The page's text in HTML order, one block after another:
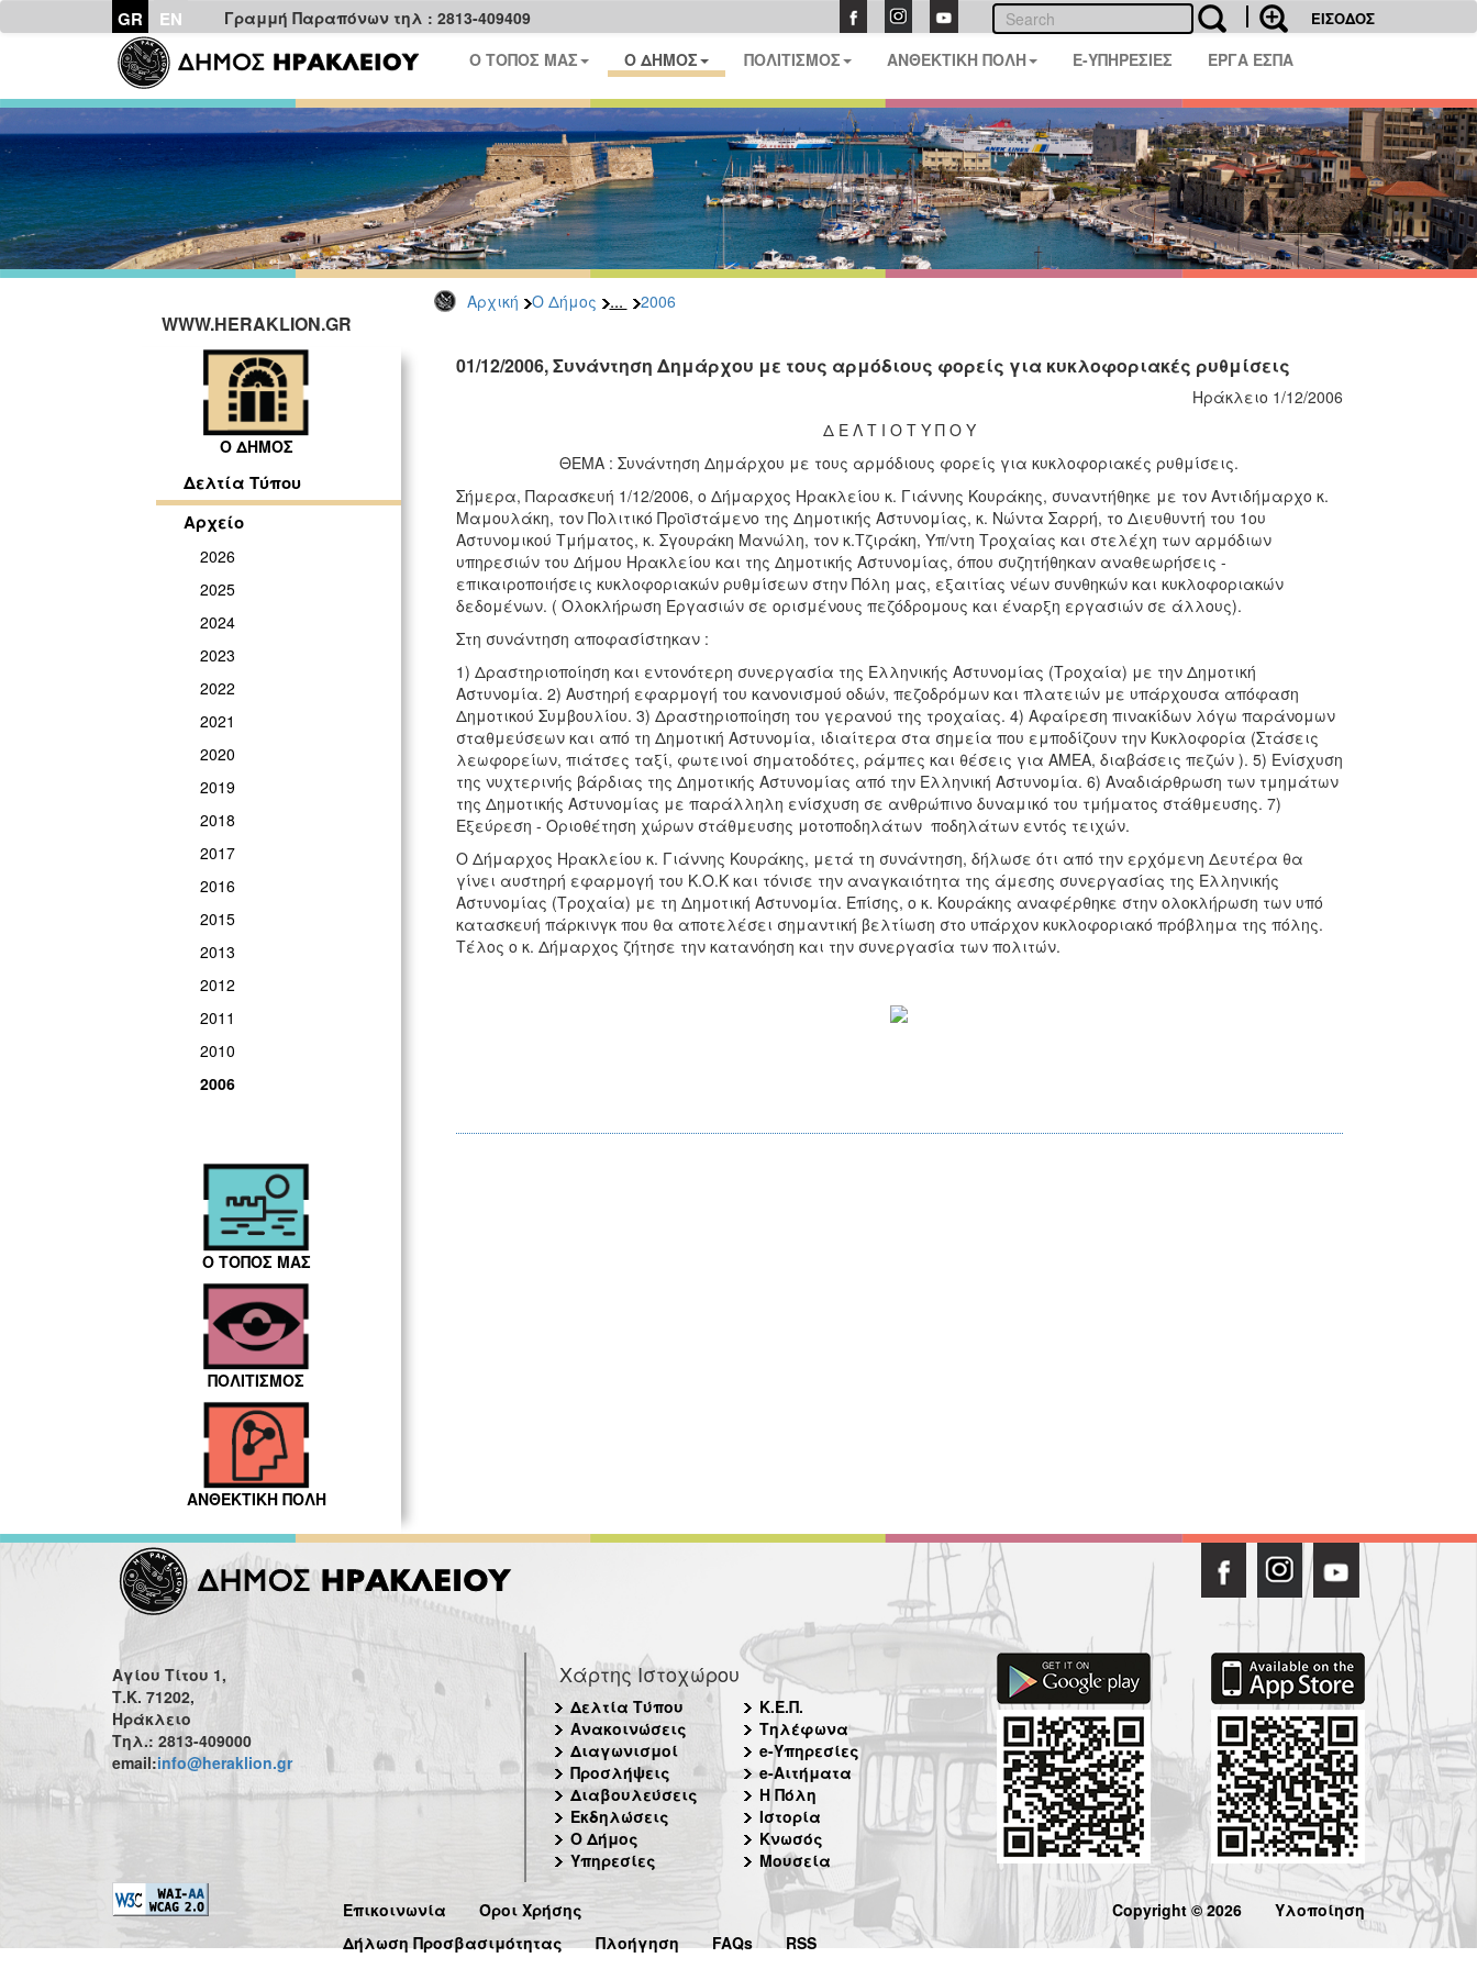
GR EN Γραμμή Παραπόνων τηλ : 2813-409409 ΕΙΣΟΔΟΣ
Ο ΤΟΠΟΣ ΜΑΣ Ο ΔΗΜΟΣ ΠΟΛΙΤΙΣΜΟΣ ΑΝΘΕΚΤΙΚΗ ΠΟΛΗ E-ΥΠΗΡΕΣΙΕΣ ΕΡΓΑ ΕΣΠΑ
Αρχική Ο Δήμος ... 2006
WWW.HERAKLION.GR
Ο ΔΗΜΟΣ
Δελτία Τύπου
Αρχείο
2026
2025
2024
2023
2022
2021
2020
2019
2018
2017
2016
2015
2013
2012
2011
2010
2006
Ο ΤΟΠΟΣ ΜΑΣ
ΠΟΛΙΤΙΣΜΟΣ
ΑΝΘΕΚΤΙΚΗ ΠΟΛΗ
01/12/2006, Συνάντηση Δημάρχου με τους αρμόδιους φορείς για κυκλοφοριακές ρυθμίσεις
Ηράκλειο 1/12/2006
Δ Ε Λ Τ Ι Ο Τ Υ Π Ο Υ
ΘΕΜΑ : Συνάντηση Δημάρχου με τους αρμόδιους φορείς για κυκλοφοριακές ρυθμίσεις.
Σήμερα, Παρασκευή 1/12/2006, ο Δήμαρχος Ηρακλείου κ. Γιάννης Κουράκης, συναντήθηκε με τον Αντιδήμαρχο κ.
Μαμουλάκη, τον Πολιτικό Προϊστάμενο της Δημοτικής Αστυνομίας, κ. Νώντα Σαρρή, το Διευθυντή του 1ου
Αστυνομικού Τμήματος, κ. Σγουράκη Μανώλη, τον κ.Τζιράκη, Υπ/ντη Τροχαίας και στελέχη των αρμόδιων
υπηρεσιών του Δήμου Ηρακλείου και της Δημοτικής Αστυνομίας, όπου συζητήθηκαν αναθεωρήσεις -
επικαιροποιήσεις κυκλοφοριακών ρυθμίσεων στην Πόλη μας, εξαιτίας νέων συνθηκών και κυκλοφοριακών
δεδομένων. ( Ολοκλήρωση Εργασιών σε ορισμένους πεζόδρομους και έναρξη εργασιών σε άλλους).
Στη συνάντηση αποφασίστηκαν :
1) Δραστηριοποίηση και εντονότερη συνεργασία της Ελληνικής Αστυνομίας (Τροχαία) με την Δημοτική
Αστυνομία. 2) Αυστηρή εφαρμογή του κανονισμού οδών, πεζοδρόμων και πλατειών με υπάρχουσα απόφαση
Δημοτικού Συμβουλίου. 3) Δραστηριοποίηση του γερανού της τροχαίας. 4) Αφαίρεση πινακίδων λόγω παράνομων
σταθμεύσεων και από τη Δημοτική Αστυνομία, ιδιαίτερα στα σημεία που εμποδίζουν την Κυκλοφορία (Στάσεις
λεωφορείων, πιάτσες ταξί, φωτεινοί σηματοδότες, ράμπες και θέσεις για ΑΜΕΑ, διαβάσεις πεζών ). 5) Ενίσχυση
της νυχτερινής βάρδιας της Δημοτικής Αστυνομίας από την Ελληνική Αστυνομία. 6) Αναδιάρθρωση των τμημάτων
της Δημοτικής Αστυνομίας με παράλληλη ενίσχυση σε ανθρώπινο δυναμικό του τμήματος στάθμευσης. 7)
Εξεύρεση - Οριοθέτηση χώρων στάθμευσης μοτοποδηλάτων  ποδηλάτων εντός τειχών.
Ο Δήμαρχος Ηρακλείου κ. Γιάννης Κουράκης, μετά τη συνάντηση, δήλωσε ότι από την ερχόμενη Δευτέρα θα
γίνει αυστηρή εφαρμογή του Κ.Ο.Κ και τόνισε την αναγκαιότητα της άμεσης συνεργασίας της Ελληνικής
Αστυνομίας (Τροχαία) με τη Δημοτική Αστυνομία. Επίσης, ο κ. Κουράκης αναφέρθηκε στην ολοκλήρωση των υπό
κατασκευή πάρκινγκ που θα αποτελέσει σημαντική βελτίωση στο υπάρχον κυκλοφοριακό πρόβλημα της πόλης.
Τέλος ο κ. Δήμαρχος ζήτησε την κατανόηση και την συνεργασία των πολιτών.
Αγίου Τίτου 1,
Τ.Κ. 71202,
Ηράκλειο
Τηλ.: 2813-409000
email:info@heraklion.gr
Χάρτης Ιστοχώρου
Δελτία Τύπου
Ανακοινώσεις
Διαγωνισμοί
Προσλήψεις
Διαβουλεύσεις
Εκδηλώσεις
Ο Δήμος
Υπηρεσίες
Κ.Ε.Π.
Τηλέφωνα
e-Υπηρεσίες
e-Αιτήματα
Η Πόλη
Ιστορία
Κνωσός
Μουσεία
Επικοινωνία
Όροι Χρήσης
Δήλωση Προσβασιμότητας
Πλοήγηση FAQs RSS
Copyright © 2026 Υλοποίηση